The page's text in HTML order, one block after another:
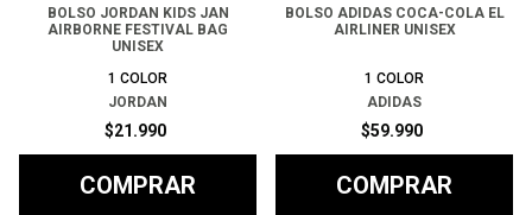
BOLSO JORDAN KIDS JAN
AIRBORNE FESTIVAL BAG
UNISEX
1 COLOR
JORDAN
$21.990
COMPRAR
BOLSO ADIDAS COCA-COLA EL
AIRLINER UNISEX
1 COLOR
ADIDAS
$59.990
COMPRAR